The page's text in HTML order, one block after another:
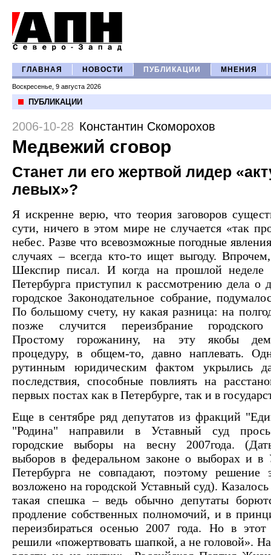
ГЛАВНАЯ НОВОСТИ ПУБЛИКАЦИИ МНЕНИЯ
Воскресенье, 9 августа 2026
ПУБЛИКАЦИИ
2006-10-28 Константин Скоморохов
Медвежий сговор
Станет ли его жертвой лидер
левых»?
Я искренне верю, что теория заговоров
сути, ничего в этом мире не случается «так
небес. Разве что всевозможные погодные
случаях – всегда кто-то ищет выгоду.
Шекспир писал. И когда на прошлой неделе
Петербурга приступил к рассмотрению дела о
городское Законодательное собрание,
По большому счету, ну какая разница: на
позже случится переизбрание городского
Простому горожанину, на эту якобы
процедуру, в общем-то, давно наплевать.
рутинным юридическим фактом укрылись
последствия, способные повлиять на
первых постах как в Петербурге, так и в
Еще в сентябре ряд депутатов из фракций
"Родина" направили в Уставный суд
городские выборы на весну 2007года.
выборов в федеральном законе о выборах и в
Петербурга не совпадают, поэтому решение
возложено на городской Уставный суд).
такая спешка – ведь обычно депутаты
продление собственных полномочий, и в
переизбираться осенью 2007 года. Но в этот
решили «пожертвовать шапкой, а не головой».